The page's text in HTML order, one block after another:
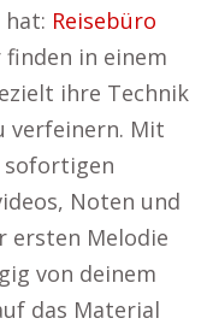
Reisebüro
in einem
ihre Technik
verfeinern. Mit
sofortigen
Noten und
ersten Melodie
von deinem
das Material